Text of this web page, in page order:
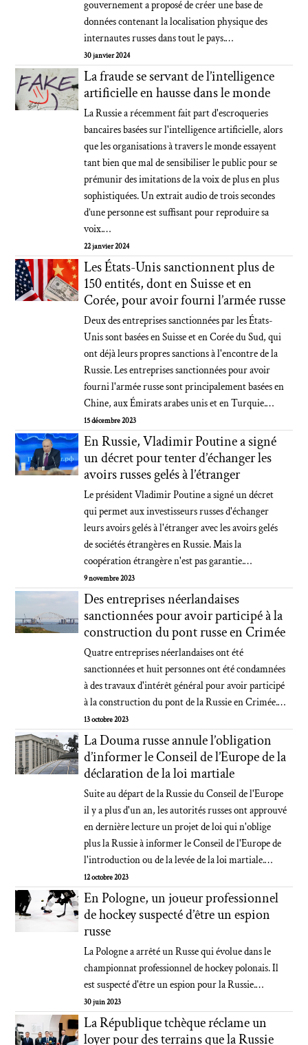
gouvernement a proposé de créer une base de
données contenant la localisation physique des
internautes russes dans tout le pays.…
30 janvier 2024
La fraude se servant de l’intelligence
artificielle en hausse dans le monde
La Russie a récemment fait part d'escroqueries
bancaires basées sur l'intelligence artificielle, alors
que les organisations à travers le monde essayent
tant bien que mal de sensibiliser le public pour se
prémunir des imitations de la voix de plus en plus
sophistiquées. Un extrait audio de trois secondes
d’une personne est suffisant pour reproduire sa
voix.…
22 janvier 2024
Les États-Unis sanctionnent plus de
150 entités, dont en Suisse et en
Corée, pour avoir fourni l’armée russe
Deux des entreprises sanctionnées par les États-
Unis sont basées en Suisse et en Corée du Sud, qui
ont déjà leurs propres sanctions à l'encontre de la
Russie. Les entreprises sanctionnées pour avoir
fourni l'armée russe sont principalement basées en
Chine, aux Émirats arabes unis et en Turquie.…
15 décembre 2023
En Russie, Vladimir Poutine a signé
un décret pour tenter d’échanger les
avoirs russes gelés à l’étranger
Le président Vladimir Poutine a signé un décret
qui permet aux investisseurs russes d'échanger
leurs avoirs gelés à l'étranger avec les avoirs gelés
de sociétés étrangères en Russie. Mais la
coopération étrangère n'est pas garantie.…
9 novembre 2023
Des entreprises néerlandaises
sanctionnées pour avoir participé à la
construction du pont russe en Crimée
Quatre entreprises néerlandaises ont été
sanctionnées et huit personnes ont été condamnées
à des travaux d'intérêt général pour avoir participé
à la construction du pont de la Russie en Crimée.…
13 octobre 2023
La Douma russe annule l’obligation
d’informer le Conseil de l’Europe de la
déclaration de la loi martiale
Suite au départ de la Russie du Conseil de l'Europe
il y a plus d'un an, les autorités russes ont approuvé
en dernière lecture un projet de loi qui n'oblige
plus la Russie à informer le Conseil de l'Europe de
l'introduction ou de la levée de la loi martiale.…
12 octobre 2023
En Pologne, un joueur professionnel
de hockey suspecté d’être un espion
russe
La Pologne a arrêté un Russe qui évolue dans le
championnat professionnel de hockey polonais. Il
est suspecté d'être un espion pour la Russie.…
30 juin 2023
La République tchèque réclame un
loyer pour des terrains que la Russie